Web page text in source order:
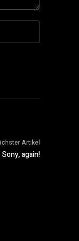
Artikel
again!